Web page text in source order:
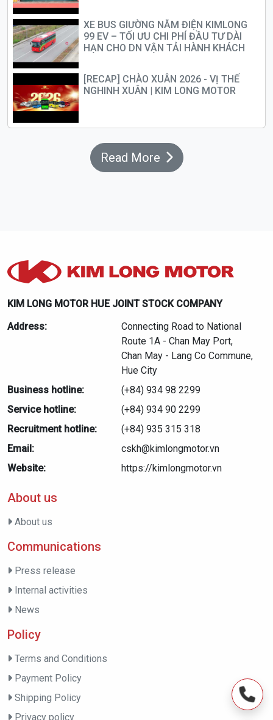
XE BUS GIƯỜNG NẰM ĐIỆN KIMLONG
99 EV – TỐI ƯU CHI PHÍ ĐẦU TƯ DÀI
HẠN CHO DN VẬN TẢI HÀNH KHÁCH
[RECAP] CHÀO XUÂN 2026 - VỊ THẾ
NGHINH XUÂN | KIM LONG MOTOR
Read More
KIM LONG MOTOR HUE JOINT STOCK COMPANY
Address:
Connecting Road to National
Route 1A - Chan May Port,
Chan May - Lang Co Commune,
Hue City
Business hotline:
(+84) 934 98 2299
Service hotline:
(+84) 934 90 2299
Recruitment hotline:
(+84) 935 315 318
Email:
cskh@kimlongmotor.vn
Website:
https://kimlongmotor.vn
About us
About us
Communications
Press release
Internal activities
News
Policy
Terms and Conditions
Payment Policy
Shipping Policy
Privacy policy